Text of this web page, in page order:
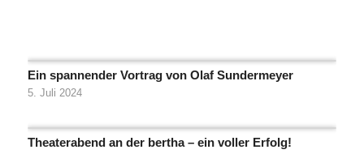
Ein spannender Vortrag von Olaf Sundermeyer
5. Juli 2024
Theaterabend an der bertha – ein voller Erfolg!